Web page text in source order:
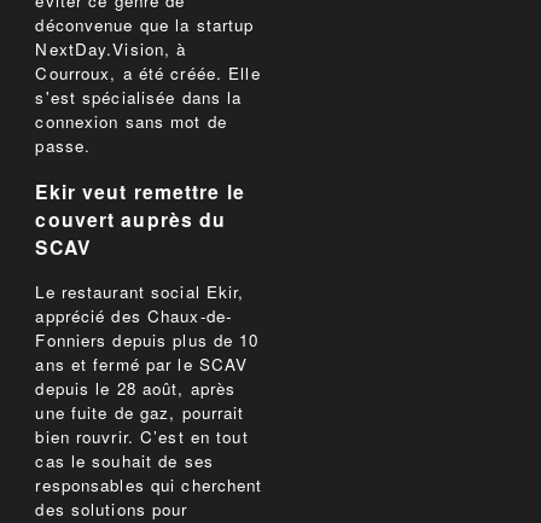
déconvenue que la startup
NextDay.Vision, à
Courroux, a été créée. Elle
s'est spécialisée dans la
connexion sans mot de
passe.
Ekir veut remettre le
couvert auprès du
SCAV
Le restaurant social Ekir,
apprécié des Chaux-de-
Fonniers depuis plus de 10
ans et fermé par le SCAV
depuis le 28 août, après
une fuite de gaz, pourrait
bien rouvrir. C’est en tout
cas le souhait de ses
responsables qui cherchent
des solutions pour